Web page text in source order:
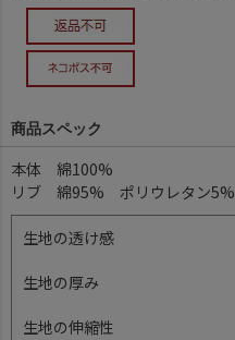
商品スペック
本体 綿100%
リブ 綿95% ポリウレタン5%
生地の透け感
生地の厚み
生地の伸縮性